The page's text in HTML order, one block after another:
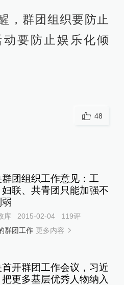
，群团组织要防止
要防止娱乐化倾
48
群团组织工作意见：工
联、共青团只能加强不
库 2015-02-04 119评
群团工作 更多内容
首开群团工作会议，习近
更多基层优秀人物纳入